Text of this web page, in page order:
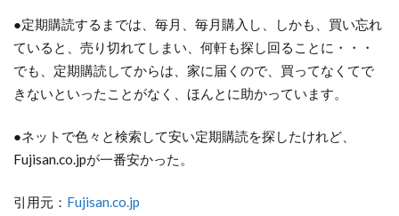
●定期購読するまでは、毎月、毎月購入し、しかも、買い忘れ
ていると、売り切れてしまい、何軒も探し回ることに・・・
でも、定期購読してからは、家に届くので、買ってなくてで
きないといったことがなく、ほんとに助かっています。
●ネットで色々と検索して安い定期購読を探したけれど、
Fujisan.co.jpが一番安かった。
引用元： Fujisan.co.jp